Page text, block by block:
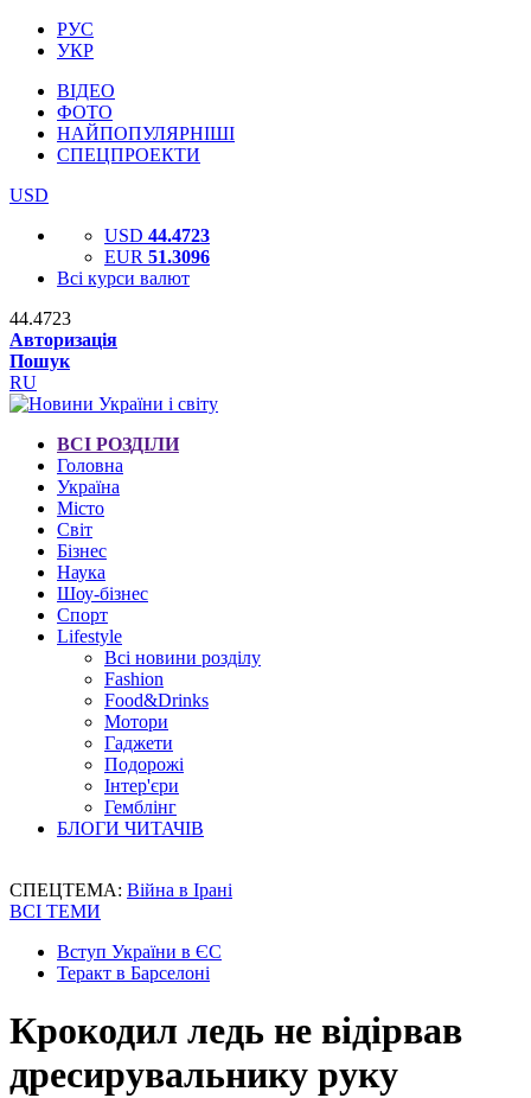
РУС
УКР
ВІДЕО
ФОТО
НАЙПОПУЛЯРНІШІ
СПЕЦПРОЕКТИ
USD
USD 44.4723
EUR 51.3096
Всі курси валют
44.4723
Авторизація
Пошук
RU
ВСІ РОЗДІЛИ
Головна
Україна
Місто
Світ
Бізнес
Наука
Шоу-бізнес
Спорт
Lifestyle
Всі новини розділу
Fashion
Food&Drinks
Мотори
Гаджети
Подорожі
Інтер'єри
Гемблінг
БЛОГИ ЧИТАЧІВ
СПЕЦТЕМА: Війна в Ірані
ВСІ ТЕМИ
Вступ України в ЄС
Теракт в Барселоні
Крокодил ледь не відірвав
дресирувальнику руку